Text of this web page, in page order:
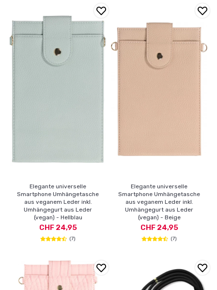
Elegante universelle
Smartphone Umhängetasche
aus veganem Leder inkl.
Umhängegurt aus Leder
(vegan) - Hellblau
CHF 24,95
(7)
Elegante universelle
Smartphone Umhängetasche
aus veganem Leder inkl.
Umhängegurt aus Leder
(vegan) - Beige
CHF 24,95
(7)